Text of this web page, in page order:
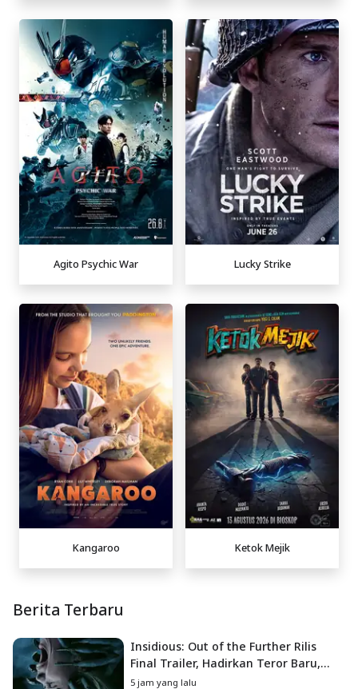
Agito Psychic War Lucky Strike
Kangaroo Ketok Mejik
Berita Terbaru
Insidious: Out of the Further Rilis
Final Trailer, Hadirkan Teror Baru,
Iblis Kini Masuk ke Dunia Manusia
5 jam yang lalu